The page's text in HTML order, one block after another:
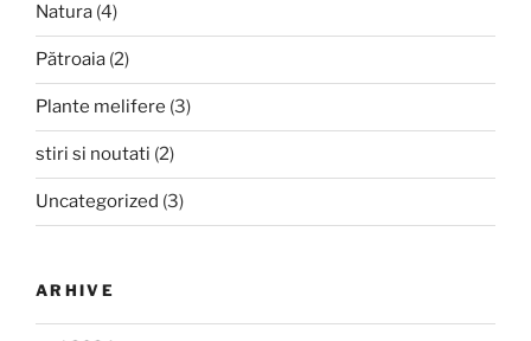
Natura (4)
Pătroaia (2)
Plante melifere (3)
stiri si noutati (2)
Uncategorized (3)
ARHIVE